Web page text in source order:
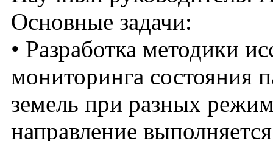
Основные задачи:
• Разработка методики
мониторинга состояния
земель при разных
направление